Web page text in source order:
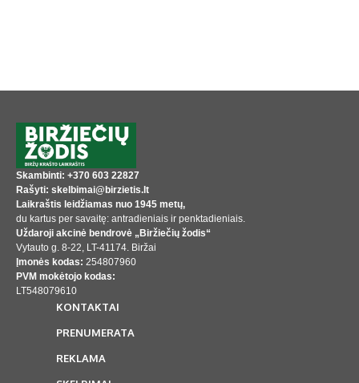
Skambinti: +370 603 22827
Rašyti: skelbimai@birzietis.lt
Laikraštis leidžiamas nuo 1945 metų,
du kartus per savaitę: antradieniais ir penktadieniais.
Uždaroji akcinė bendrovė „Biržiečių žodis“
Vytauto g. 8-22, LT-41174. Biržai
Įmonės kodas: 254807960
PVM mokėtojo kodas:
LT548079610
KONTAKTAI
PRENUMERATA
REKLAMA